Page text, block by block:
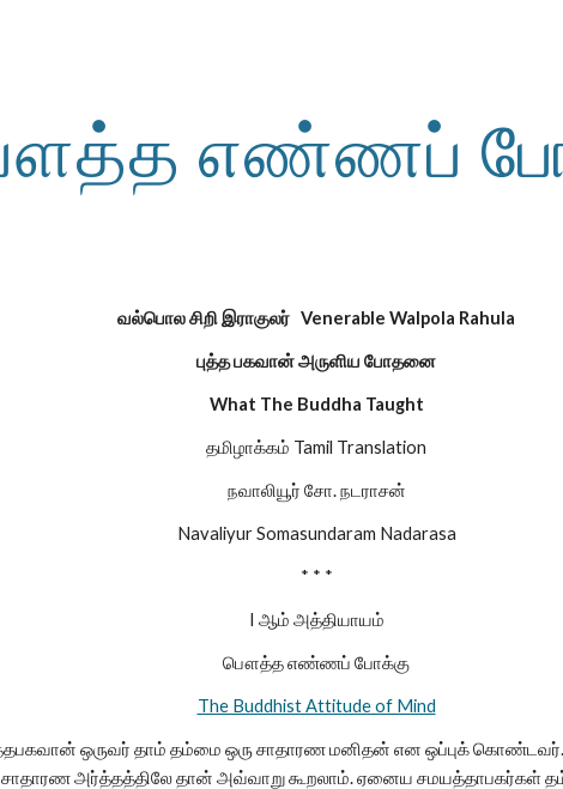
எண்ணப்
வல்பொல சிறி இராகுலர் Venerable Walpola Rahula
புத்த பகவான் அருளிய போதனை
What The Buddha Taught
தமிழாக்கம் Tamil Translation
நவாலியூர் சோ. நடராசன்
Navaliyur Somasundaram Nadarasa
* * *
I ஆம் அத்தியாயம்
பௌத்த எண்ணப் போக்கு
The Buddhist Attitude of Mind
ஒருவர் தாம் தம்மை ஒரு சாதாரண மனிதன் என ஒப்புக்
அர்த்தத்திலே தான் அவ்வாறு கூறலாம். ஏனைய சமயத்தாபகர்கள்